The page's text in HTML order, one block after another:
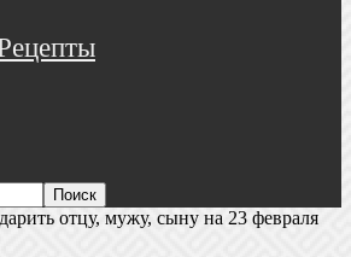
отцу, мужу, сыну на 23 февраля